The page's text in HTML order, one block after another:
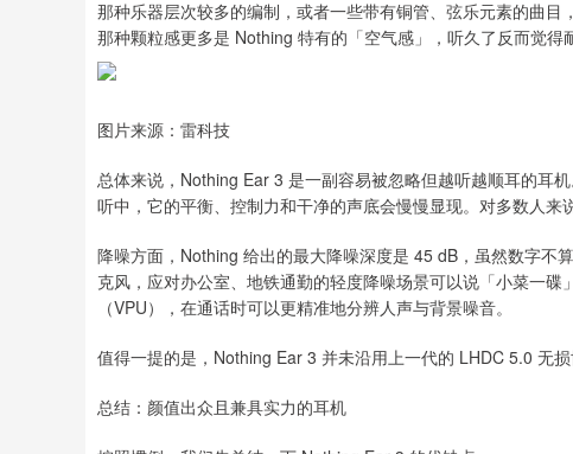
那种乐器层次较多的编制，或者一些带有铜管、弦乐元素的曲
那种颗粒感更多是 Nothing 特有的「空气感」，听久了反而觉得
图片来源：雷科技
总体来说，Nothing Ear 3 是一副容易被忽略但越听越顺耳的耳
听中，它的平衡、控制力和干净的声底会慢慢显现。对多数人来
降噪方面，Nothing 给出的最大降噪深度是 45 dB，虽然数字不
克风，应对办公室、地铁通勤的轻度降噪场景可以说「小菜一
（VPU），在通话时可以更精准地分辨人声与背景噪音。
值得一提的是，Nothing Ear 3 并未沿用上一代的 LHDC 5.0 无
总结：颜值出众且兼具实力的耳机